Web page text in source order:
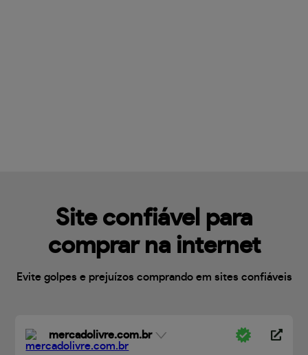
Site confiável para
comprar na internet
Evite golpes e prejuízos comprando em sites confiáveis
mercadolivre.com.br